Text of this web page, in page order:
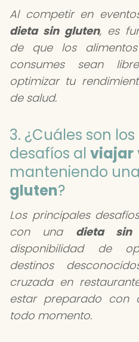
Al competir en
dieta sin gluten, es
de que los
consumes sean
optimizar tu
de salud.
3. ¿Cuáles son
desafíos al viajar
manteniendo una
gluten?
Los principales
con una dieta sin
disponibilidad de
destinos
cruzada en
estar preparado con
todo momento.